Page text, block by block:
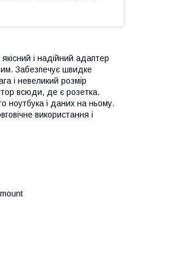
і надійний адаптер
Забезпечує швидке
і невеликий розмір
всюди, де є розетка.
ноутбука і даних на ньому.
використання і